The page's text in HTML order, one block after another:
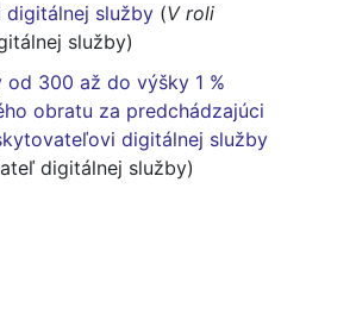
služby (V roli
služby)
od 300 až do výšky 1 %
obratu za predchádzajúci
digitálnej služby
digitálnej služby)